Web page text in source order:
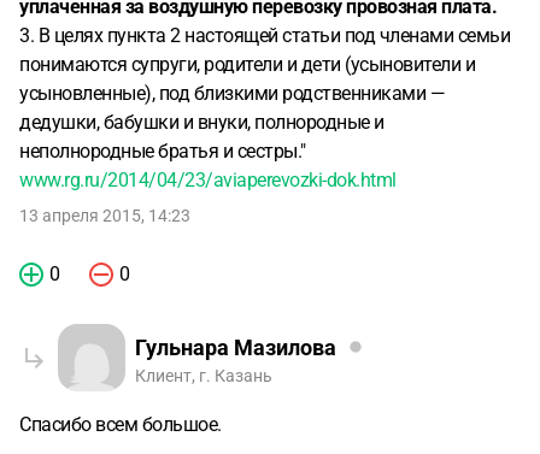
уплаченная за воздушную перевозку провозная плата.
3. В целях пункта 2 настоящей статьи под членами семьи
понимаются супруги, родители и дети (усыновители и
усыновленные), под близкими родственниками —
дедушки, бабушки и внуки, полнородные и
неполнородные братья и сестры."
www.rg.ru/2014/04/23/aviaperevozki-dok.html
13 апреля 2015, 14:23
0 0
Гульнара Мазилова
Клиент, г. Казань
Спасибо всем большое.